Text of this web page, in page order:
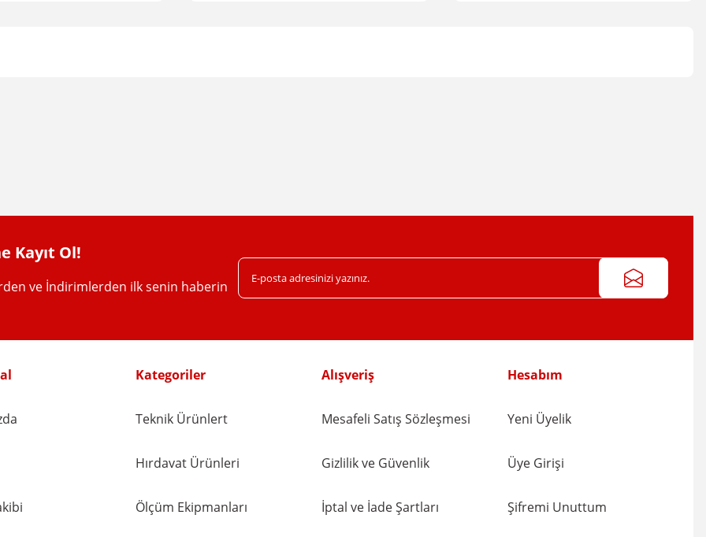
Kayıt Ol!
ve İndirimlerden ilk senin haberin
Kategoriler
Teknik Ürünlert
Hırdavat Ürünleri
Ölçüm Ekipmanları
Alışveriş
Mesafeli Satış Sözleşmesi
Gizlilik ve Güvenlik
İptal ve İade Şartları
Hesabım
Yeni Üyelik
Üye Girişi
Şifremi Unuttum